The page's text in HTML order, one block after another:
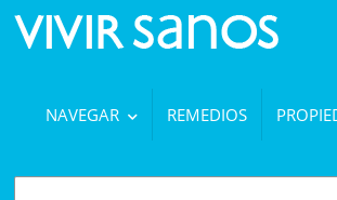
NAVEGAR REMEDIOS
BUSCAR